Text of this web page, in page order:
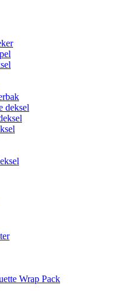
deksel
Wrap Pack